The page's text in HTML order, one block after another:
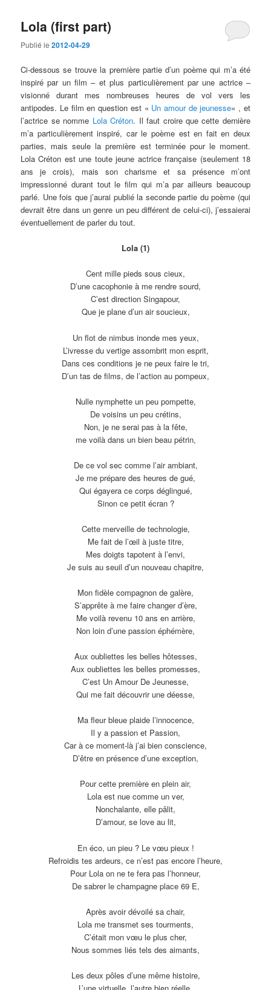
Lola (first part)
Publié le2012-04-29
Ci-dessous se trouve la première partie d’un poème qui m’a été
inspiré par un film – et plus particulièrement par une actrice –
visionné durant mes nombreuses heures de vol vers les
antipodes. Le film en question est « Un amour de jeunesse« , et
l’actrice se nomme Lola Créton. Il faut croire que cette dernière
m’a particulièrement inspiré, car le poème est en fait en deux
parties, mais seule la première est terminée pour le moment.
Lola Créton est une toute jeune actrice française (seulement 18
ans je crois), mais son charisme et sa présence m’ont
impressionné durant tout le film qui m’a par ailleurs beaucoup
parlé. Une fois que j’aurai publié la seconde partie du poème (qui
devrait être dans un genre un peu différent de celui-ci), j’essaierai
éventuellement de parler du tout.
Lola (1)
Cent mille pieds sous cieux,
D’une cacophonie à me rendre sourd,
C’est direction Singapour,
Que je plane d’un air soucieux,
Un flot de nimbus inonde mes yeux,
L’ivresse du vertige assombrit mon esprit,
Dans ces conditions je ne peux faire le tri,
D’un tas de films, de l’action au pompeux,
Nulle nymphette un peu pompette,
De voisins un peu crétins,
Non, je ne serai pas à la fête,
me voilà dans un bien beau pétrin,
De ce vol sec comme l’air ambiant,
Je me prépare des heures de gué,
Qui égayera ce corps déglingué,
Sinon ce petit écran ?
Cette merveille de technologie,
Me fait de l’œil à juste titre,
Mes doigts tapotent à l’envi,
Je suis au seuil d’un nouveau chapitre,
Mon fidèle compagnon de galère,
S’apprête à me faire changer d’ère,
Me voilà revenu 10 ans en arrière,
Non loin d’une passion éphémère,
Aux oubliettes les belles hôtesses,
Aux oubliettes les belles promesses,
C’est Un Amour De Jeunesse,
Qui me fait découvrir une déesse,
Ma fleur bleue plaide l’innocence,
Il y a passion et Passion,
Car à ce moment-là j’ai bien conscience,
D’être en présence d’une exception,
Pour cette première en plein air,
Lola est nue comme un ver,
Nonchalante, elle pâlit,
D’amour, se love au lit,
En éco, un pieu ? Le vœu pieux !
Refroidis tes ardeurs, ce n’est pas encore l’heure,
Pour Lola on ne te fera pas l’honneur,
De sabrer le champagne place 69 E,
Après avoir dévoilé sa chair,
Lola me transmet ses tourments,
C’était mon vœu le plus cher,
Nous sommes liés tels des aimants,
Les deux pôles d’une même histoire,